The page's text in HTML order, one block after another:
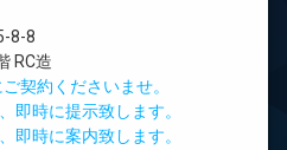
8-8
RC造
契約くださいませ。
即時に提示致します。
即時に案内致します。